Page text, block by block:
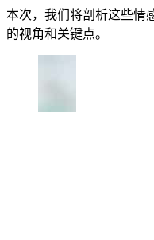
本次，我们将剖析这些情
的视角和关键点。